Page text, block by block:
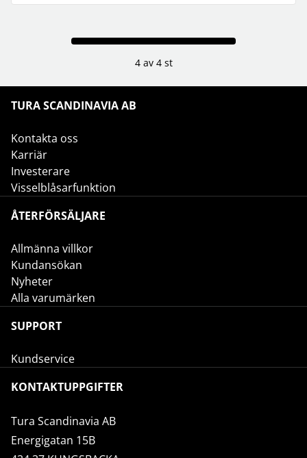
4 av 4 st
TURA SCANDINAVIA AB
Kontakta oss
Karriär
Investerare
Visselblåsarfunktion
ÅTERFÖRSÄLJARE
Allmänna villkor
Kundansökan
Nyheter
Alla varumärken
SUPPORT
Kundservice
KONTAKTUPPGIFTER
Tura Scandinavia AB
Energigatan 15B